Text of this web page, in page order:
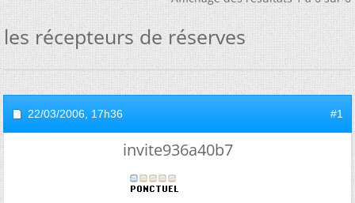
les récepteurs de réserves
22/03/2006, 17h36 #1
invite936a40b7